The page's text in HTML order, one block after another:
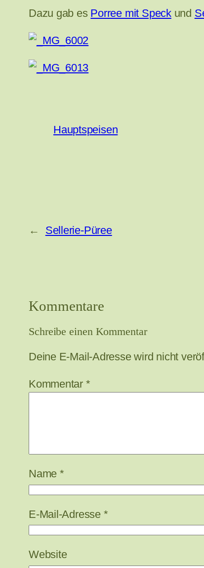
Dazu gab es Porree mit Speckund
Hauptspeisen
← Sellerie-Püree
Kommentare
Schreibe einen Kommentar
Deine E-Mail-Adresse wird nicht
Kommentar *
Name *
E-Mail-Adresse *
Website